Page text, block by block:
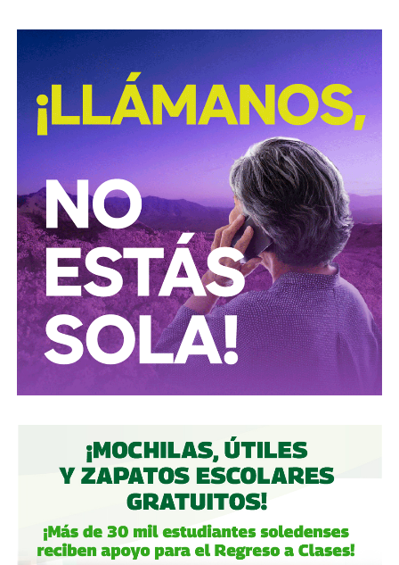
Su relación con Martínez no se limita a Empresas ICA,
pues desde octubre de 2024 (justo unos días antes del
cambio en la presidencia) el oriundo de Monterreyha
comprado, además, acciones de la propia Televisa.
Empezó con 7.8%, lo que lo volvió su tercer mayor
accionista; y hace unas semanas, se acabó se consolidar.
El pasado mes de junio, como parte de un aumento de
capital de alrededor de 7 mil millones de pesos aprobado
que lo convertiría en el mayor accionista individual de
la compañía.
Esa conversión todavía no ocurre: se proyecta para 2027.
Azcárraga ha reducido considerablemente sus acciones
de la compañía, aunque conserva (vía un fideicomiso